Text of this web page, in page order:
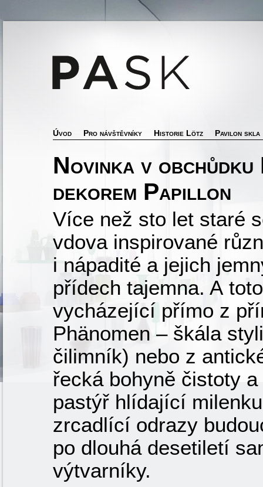
Úvod Pro návštěvníky Historie Lötz Pavilon skla
Novinka v
dekorem Papillon
Více než sto let staré
vdova inspirované
i nápadité a jejich
přídech tajemna. A
vycházející přímo z
Phänomen – škála
čilimník) nebo z
řecká bohyně čistoty
pastýř hlídající
zrcadlící odrazy
po dlouhá desetiletí
výtvarníky.